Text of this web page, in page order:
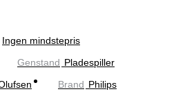
Ingen mindstepris
Genstand Pladespiller
Brand Philips